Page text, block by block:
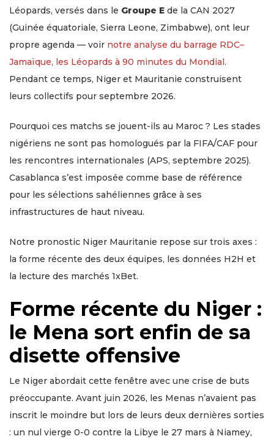
Léopards, versés dans le Groupe E de la CAN 2027
(Guinée équatoriale, Sierra Leone, Zimbabwe), ont leur
propre agenda — voir notre analyse du barrage RDC–
Jamaïque, les Léopards à 90 minutes du Mondial .
Pendant ce temps, Niger et Mauritanie construisent
leurs collectifs pour septembre 2026.
Pourquoi ces matchs se jouent-ils au Maroc ? Les stades
nigériens ne sont pas homologués par la FIFA/CAF pour
les rencontres internationales (APS, septembre 2025).
Casablanca s’est imposée comme base de référence
pour les sélections sahéliennes grâce à ses
infrastructures de haut niveau.
Notre pronostic Niger Mauritanie repose sur trois axes :
la forme récente des deux équipes, les données H2H et
la lecture des marchés 1xBet.
Forme récente du Niger :
le Mena sort enfin de sa
disette offensive
Le Niger abordait cette fenêtre avec une crise de buts
préoccupante. Avant juin 2026, les Menas n’avaient pas
inscrit le moindre but lors de leurs deux dernières sorties
: un nul vierge 0-0 contre la Libye le 27 mars à Niamey,